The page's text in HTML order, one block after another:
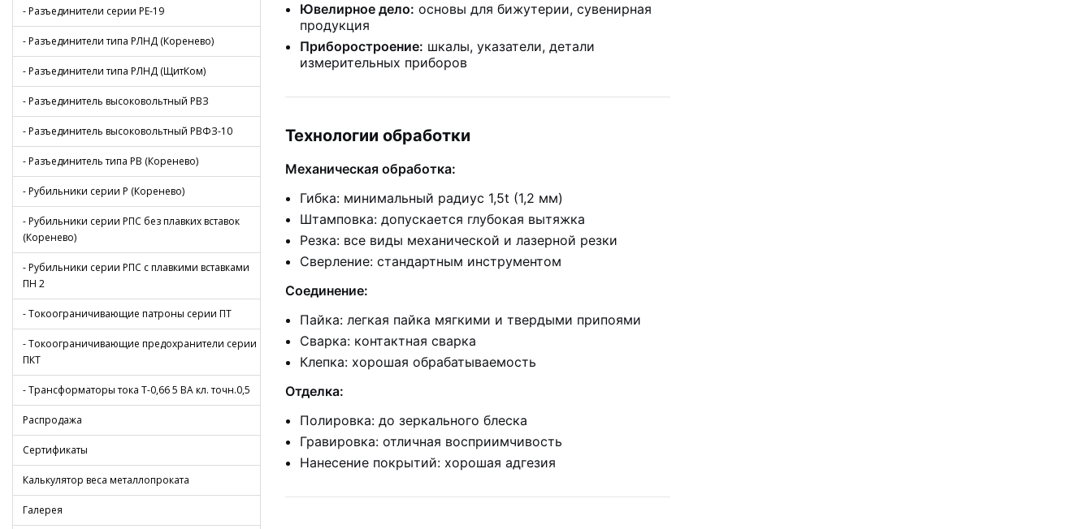
- Разъединители серии РЕ-19
- Разъединители типа РЛНД (Коренево)
- Разъединители типа РЛНД (ЩитКом)
- Разъединитель высоковольтный РВЗ
- Разъединитель высоковольтный РВФЗ-10
- Разъединитель типа РВ (Коренево)
- Рубильники серии Р (Коренево)
- Рубильники серии РПС без плавких вставок
(Коренево)
- Рубильники серии РПС с плавкими вставками
ПН 2
- Токоограничивающие патроны серии ПТ
- Токоограничивающие предохранители серии
ПКТ
- Трансформаторы тока Т-0,66 5 ВА кл. точн.0,5
Распродажа
Сертификаты
Калькулятор веса металлопроката
Галерея
Ювелирное дело: основы для бижутерии, сувенирная
продукция
Приборостроение: шкалы, указатели, детали
измерительных приборов
Технологии обработки
Механическая обработка:
Гибка: минимальный радиус 1,5t (1,2 мм)
Штамповка: допускается глубокая вытяжка
Резка: все виды механической и лазерной резки
Сверление: стандартным инструментом
Соединение:
Пайка: легкая пайка мягкими и твердыми припоями
Сварка: контактная сварка
Клепка: хорошая обрабатываемость
Отделка:
Полировка: до зеркального блеска
Гравировка: отличная восприимчивость
Нанесение покрытий: хорошая адгезия